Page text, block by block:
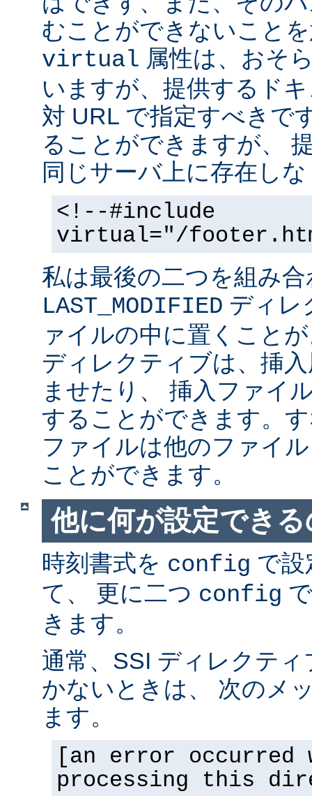
むことができないこと
virtual 属性は、おそ
いますが、提供するド
対 URL で指定すべきで
ることができますが、
同じサーバ上に存在し
<!--#include
virtual="/
私は最後の二つを組み
LAST_MODIFIED ディレ
ァイルの中に置くこと
ディレクティブは、挿
ませたり、 挿入ファイ
することができます。
ファイルは他のファイ
ことができます。
他に何が設定でき
時刻書式を config で設
て、 更に二つ config
きます。
通常、SSI ディレクテ
かないときは、 次のメ
ます。
[an error occurred
processing this